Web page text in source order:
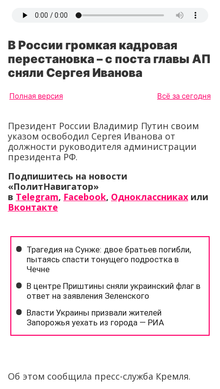
В России громкая кадровая
перестановка – с поста главы АП
сняли Сергея Иванова
Полная версия Всё за сегодня
Президент России Владимир Путин своим
указом освободил Сергея Иванова от
должности руководителя администрации
президента РФ.
Подпишитесь на новости
«ПолитНавигатор»
в Telegram, Facebook, Одноклассниках или
Вконтакте
Об этом сообщила пресс-служба Кремля.